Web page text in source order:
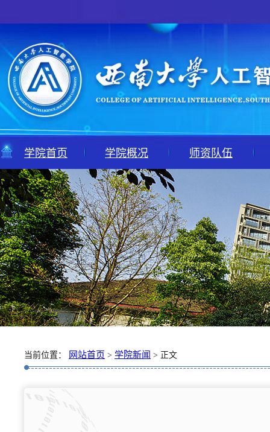
学院首页 学院概况 师资队伍
当前位置： 网站首页 > 学院新闻 > 正文